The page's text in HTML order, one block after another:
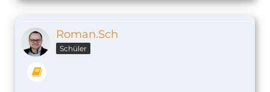
Roman.Sch
Schüler